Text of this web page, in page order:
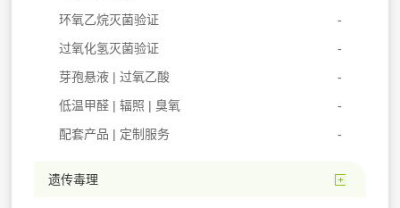
环氧乙烷灭菌验证
过氧化氢灭菌验证
芽孢悬液 | 过氧乙酸
低温甲醛 | 辐照 | 臭氧
配套产品 | 定制服务
遗传毒理